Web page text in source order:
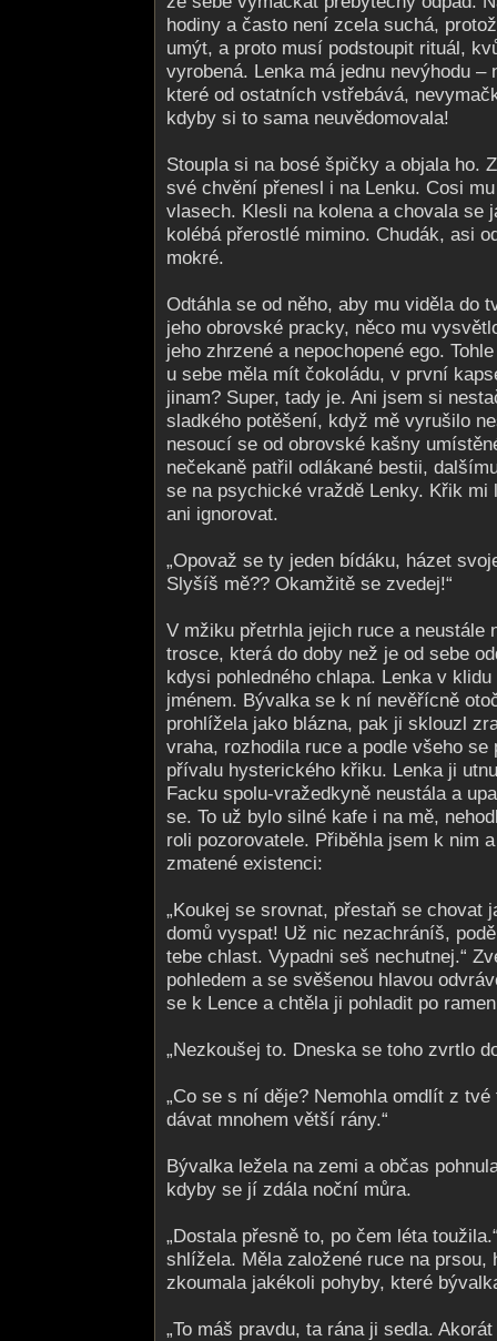
hodiny a často není zcela suchá,
umýt, a proto musí podstoupit rituál,
vyrobená. Lenka má jednu nevýhodu –
které od ostatních vstřebává,
kdyby si to sama neuvědomovala!
Stoupla si na bosé špičky a objala ho.
své chvění přenesl i na Lenku. Cosi
vlasech. Klesli na kolena a chovala se
kolébá přerostlé mimino. Chudák, asi
mokré.
Odtáhla se od něho, aby mu viděla do
jeho obrovské pracky, něco mu
jeho zhrzené a nepochopené ego.
u sebe měla mít čokoládu, v první
jinam? Super, tady je. Ani jsem si
sladkého potěšení, když mě vyrušilo
nesoucí se od obrovské kašny
nečekaně patřil odlákané bestii,
se na psychické vraždě Lenky. Křik mi
ani ignorovat.
„Opovaž se ty jeden bídáku, házet
Slyšíš mě?? Okamžitě se zvedej!“
V mžiku přetrhla jejich ruce a neustále
trosce, která do doby než je od sebe
kdysi pohledného chlapa. Lenka v
jménem. Bývalka se k ní nevěřícně
prohlížela jako blázna, pak ji sklouzl
vraha, rozhodila ruce a podle všeho se
přívalu hysterického křiku. Lenka ji
Facku spolu-vražedkyně neustála a
se. To už bylo silné kafe i na mě,
roli pozorovatele. Přiběhla jsem k nim
zmatené existenci:
„Koukej se srovnat, přestaň se chovat
domů vyspat! Už nic nezachráníš,
tebe chlast. Vypadni seš nechutnej.“
pohledem a se svěšenou hlavou
se k Lence a chtěla ji pohladit po
„Nezkoušej to. Dneska se toho zvrtlo
„Co se s ní děje? Nemohla omdlít z
dávat mnohem větší rány.“
Bývalka ležela na zemi a občas
kdyby se jí zdála noční můra.
„Dostala přesně to, po čem léta
shlížela. Měla založené ruce na prsou,
zkoumala jakékoli pohyby, které
„To máš pravdu, ta rána ji sedla.